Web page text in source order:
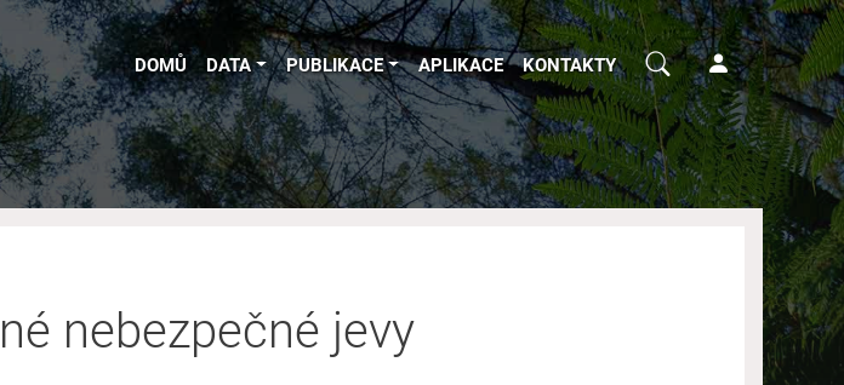
DOMŮ DATA PUBLIKACE APLIKACE KONTAKTY
nebezpečné jevy